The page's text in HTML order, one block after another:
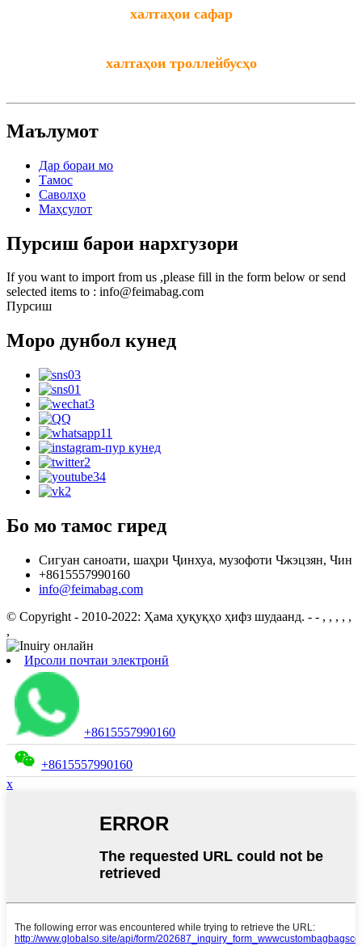
халтаҳои сафар
халтаҳои троллейбусҳо
Маълумот
Дар бораи мо
Тамос
Саволҳо
Маҳсулот
Пурсиш барои нархгузори
If you want to import from us ,please fill in the form below or send
selected items to : info@feimabag.com
Пурсиш
Моро дунбол кунед
Бо мо тамос гиред
Сигуан саноати, шаҳри Ҷинхуа, музофоти Чжэцзян, Чин
+8615557990160
info@feimabag.com
© Copyright - 2010-2022: Ҳама ҳуқуқҳо ҳифз шудаанд. - - , , , , ,
,
Ирсоли почтаи электронӣ
+8615557990160
+8615557990160
x